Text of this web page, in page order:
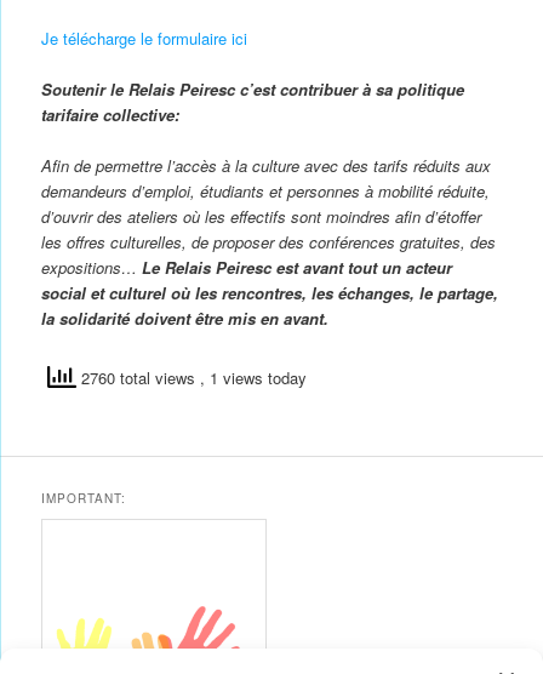
Je télécharge le formulaire ici
Soutenir le Relais Peiresc c’est contribuer à sa politique
tarifaire collective:
Afin de permettre l’accès à la culture avec des tarifs réduits aux
demandeurs d’emploi, étudiants et personnes à mobilité réduite,
d’ouvrir des ateliers où les effectifs sont moindres afin d’étoffer
les offres culturelles, de proposer des conférences gratuites, des
expositions…Le Relais Peiresc est avant tout un acteur
social et culturel où les rencontres, les échanges, le partage,
la solidarité doivent être mis en avant.
2760 total views , 1 views today
IMPORTANT: